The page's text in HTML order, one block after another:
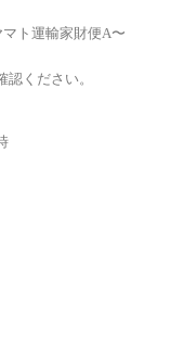
マト運輸家財便A〜
認ください。